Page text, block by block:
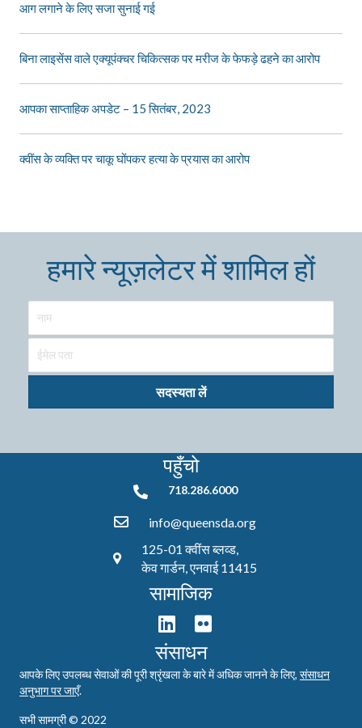
आग लगाने के लिए सजा सुनाई गई
बिना लाइसेंस वाले एक्यूपंक्चर चिकित्सक पर मरीज के फेफड़े ढहने का आरोप
आपका साप्ताहिक अपडेट – 15 सितंबर, 2023
क्वींस के व्यक्ति पर चाकू घोंपकर हत्या के प्रयास का आरोप
हमारे न्यूज़लेटर में शामिल हों
सदस्यता लें
पहुँचो
718.286.6000718.286.6000
info@queensda.org
125-01 क्वींस ब्लव्ड,
केव गार्डन, एनवाई 11415
सामाजिक
संसाधन
आपके लिए उपलब्ध सेवाओं की पूरी श्रृंखला के बारे में अधिक जानने के लिए, संसाधन
अनुभाग पर जाएँ.
सभी सामग्री © 2022